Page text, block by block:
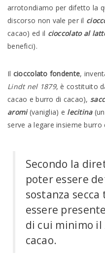
arrotondiamo per difetto la
discorso non vale per il
cacao) ed il cioccolato al
benefici).
Il cioccolato fondente,
Lindt nel 1879, è costituito
cacao e burro di cacao),
aromi(vaniglia) e lecitina
serve a legare insieme burro
Secondo la
poter essere
sostanza
essere
di cui minimo il
cacao.